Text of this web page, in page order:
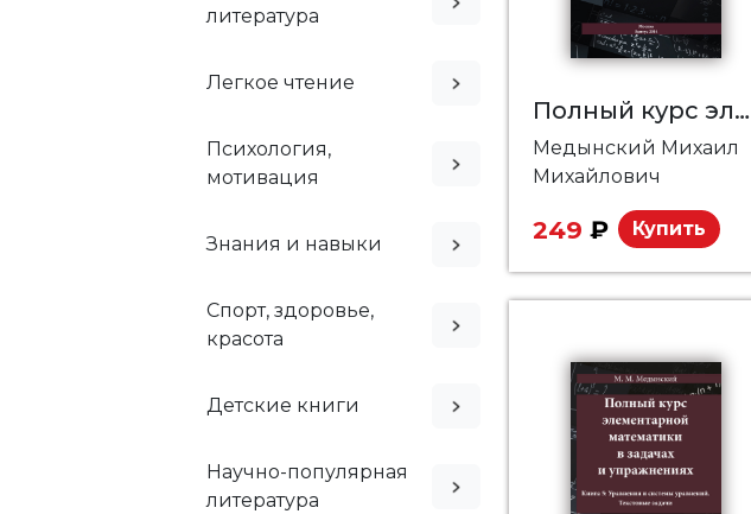
литература
Легкое чтение
Психология,
мотивация
Знания и навыки
Спорт, здоровье,
красота
Детские книги
Научно-популярная
литература
Полный курс элементарной математики в задачах и упражнениях. Книга 1: Числа
Медынский Михаил
Михайлович
249 ₽ Купить